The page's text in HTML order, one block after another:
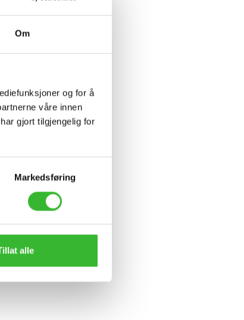
Om
og for å
våre innen
gjort tilgjengelig for
Markedsføring
alle